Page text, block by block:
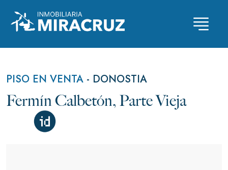
content
PISO EN VENTA - DONOSTIA
Fermín Calbetón, Parte Vieja